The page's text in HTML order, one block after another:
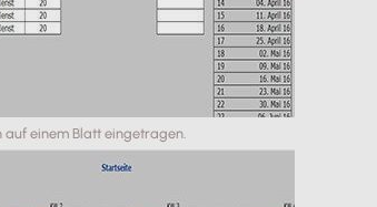
einem Blatt eingetragen.